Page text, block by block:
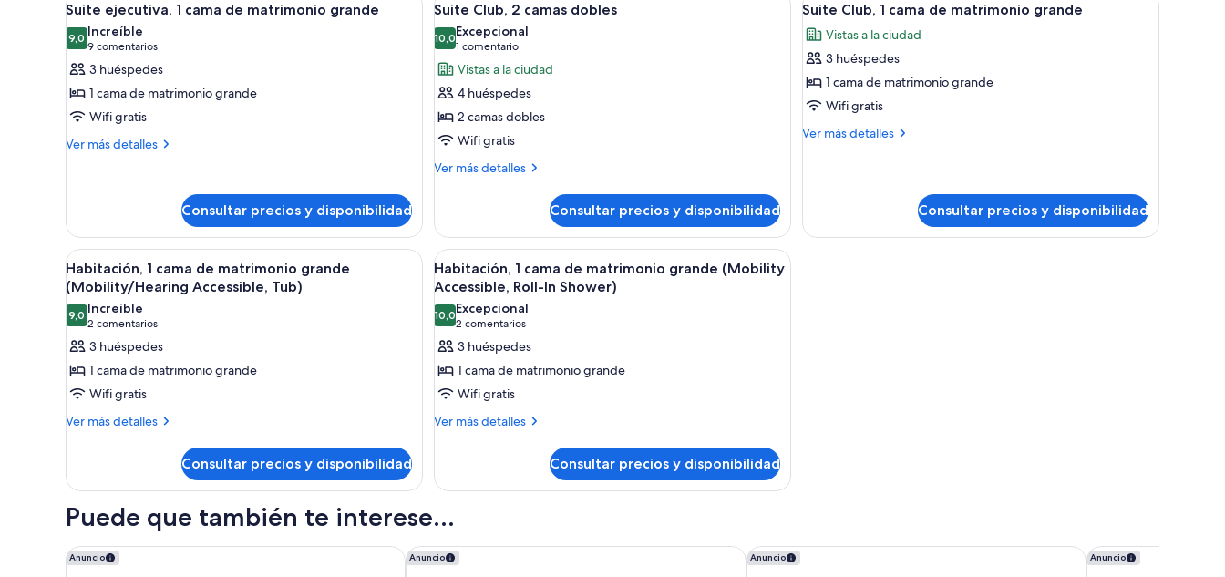
matrimonio
grande
camas
todas
las
fotos
de
Suite
ejecutiva,
1
grande
6
Suite ejecutiva, 1 cama de matrimonio grande
9,09,0 de 10
Increíble
9 comentarios
(9 comentarios)
3 huéspedes
1 cama de matrimonio grande
Wifi gratis
Ver más detalles
Más
1
cama
de
matrimonio
grande
Consultar precios y disponibilidad
todas
las
fotos
de
Suite
Club,
2
camas
7
Suite Club, 2 camas dobles
10,010,0 de 10
Excepcional
1 comentario
(1 comentario)
Vistas a la ciudad
4 huéspedes
2 camas dobles
Wifi gratis
Ver más detalles
Más
Club,
camas
dobles
Consultar precios y disponibilidad
todas
las
fotos
de
Suite
Club,
grande
10
Suite Club, 1 cama de matrimonio grande
Vistas a la ciudad
3 huéspedes
1 cama de matrimonio grande
Wifi gratis
Ver más detalles
Más
cama
Consultar precios y disponibilidad
Abrir
todas
las
fotos
de
Habitación,
cama
de
(Mobility/Hearing
Accessible,
Tub)
Una habitación de hotel con una cama grande, un escritorio, una silla y un sofá.
5
Habitación, 1 cama de matrimonio grande
(Mobility/Hearing Accessible, Tub)
9,09,0 de 10
Increíble
2 comentarios
(2 comentarios)
3 huéspedes
1 cama de matrimonio grande
Wifi gratis
Ver más detalles
Más
1
de
grande
(Mobility/Hearing
Consultar precios y disponibilidad
Abrir
todas
las
fotos
de
Habitación,
cama
de
(Mobility
Roll-
In
Una habitación de hotel con una cama grande, un escritorio, una silla y un sofá.
5
Habitación, 1 cama de matrimonio grande (Mobility
Accessible, Roll-In Shower)
10,010,0 de 10
Excepcional
2 comentarios
(2 comentarios)
3 huéspedes
1 cama de matrimonio grande
Wifi gratis
Ver más detalles
Más
1
de
grande
(Mobility
Consultar precios y disponibilidad
Puede que también te interese...
Anuncio
Holiday Inn Express & Suites Franklin - Berry Farms by IHG
Anuncio
Noelle Anuncio
DoubleTree by Hilton Hotel Nashville Downtown Anuncio
avid hotel Mt Juliet